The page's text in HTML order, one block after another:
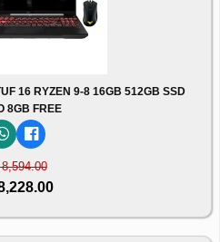
16 RYZEN 9-8 16GB 512GB SSD
8GB FREE